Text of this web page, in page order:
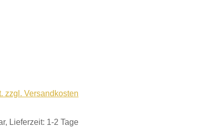
zzgl. Versandkosten
Lieferzeit: 1-2 Tage